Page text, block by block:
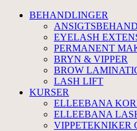
BEHANDLINGER
EYELASH
PERMANENT
BRYN & VIPPER
BROW
LASH LIFT
KURSER
ELLEEBANA
ELLEEBANA
VIPPETEKNIKER